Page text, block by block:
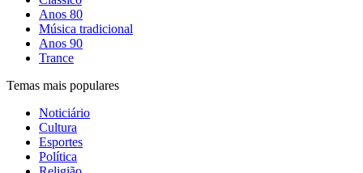
Anos 80
Música tradicional
Anos 90
Trance
Temas mais populares
Noticiário
Cultura
Esportes
Política